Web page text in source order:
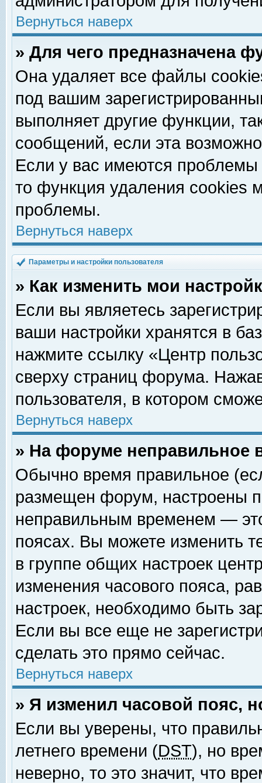
Вернуться наверх
» Для чего предназначена
Она удаляет все файлы
под вашим
выполняет другие функции,
сообщений, если эта
Если у вас имеются
то функция удаления cookies
проблемы.
Вернуться наверх
Параметры и настройки пользователя
» Как изменить мои
Если вы являетесь
ваши настройки хранятся в
нажмите ссылку «Центр
сверху страниц форума.
пользователя, в котором
Вернуться наверх
» На форуме неправильное
Обычно время правильное
размещен форум, настроены
неправильным временем —
поясах. Вы можете изменить
в группе общих настроек
изменения часового пояса,
настроек, необходимо быть
Если вы все еще не
сделать это прямо сейчас.
Вернуться наверх
» Я изменил часовой пояс,
Если вы уверены, что
летнего времени (DST), но
неверно, то это значит, что